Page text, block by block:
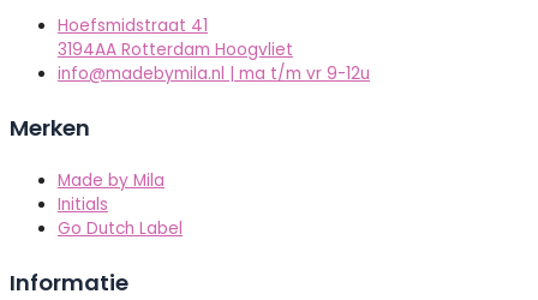
Hoefsmidstraat 41
3194AA Rotterdam Hoogvliet
info@madebymila.nl | ma t/m vr 9-12u
Merken
Made by Mila
Initials
Go Dutch Label
Informatie